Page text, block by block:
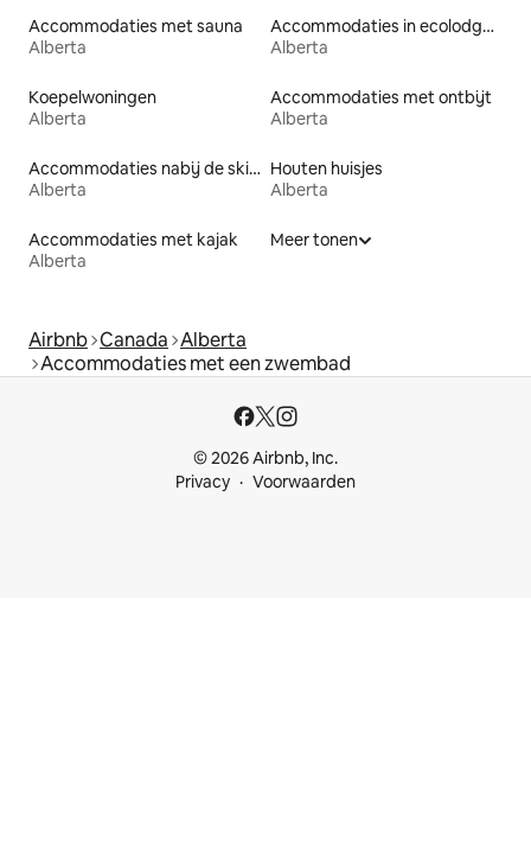
Accommodaties met sauna
Alberta
Accommodaties in ecolodges
Alberta
Koepelwoningen
Alberta
Accommodaties met ontbijt
Alberta
Accommodaties nabij de skipiste
Alberta
Houten huisjes
Alberta
Accommodaties met kajak
Alberta
Meer tonen
Airbnb Canada Alberta
Accommodaties met een zwembad
© 2026 Airbnb, Inc.
Privacy
Voorwaarden